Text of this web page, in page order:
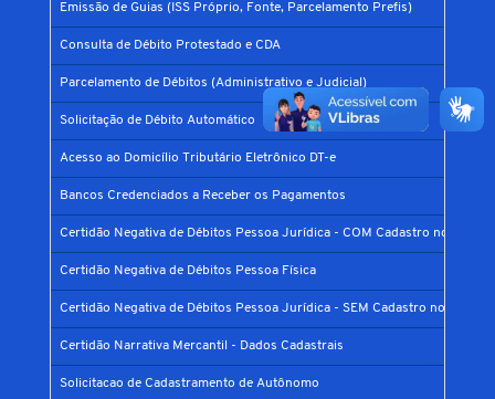
Emissão de Guias (ISS Próprio, Fonte, Parcelamento Prefis)
Consulta de Débito Protestado e CDA
Parcelamento de Débitos (Administrativo e Judicial)
Solicitação de Débito Automático
Acesso ao Domicílio Tributário Eletrônico DT-e
Bancos Credenciados a Receber os Pagamentos
Certidão Negativa de Débitos Pessoa Jurídica - COM Cadastro no
Certidão Negativa de Débitos Pessoa Física
Certidão Negativa de Débitos Pessoa Jurídica - SEM Cadastro no
Certidão Narrativa Mercantil - Dados Cadastrais
Solicitacao de Cadastramento de Autônomo